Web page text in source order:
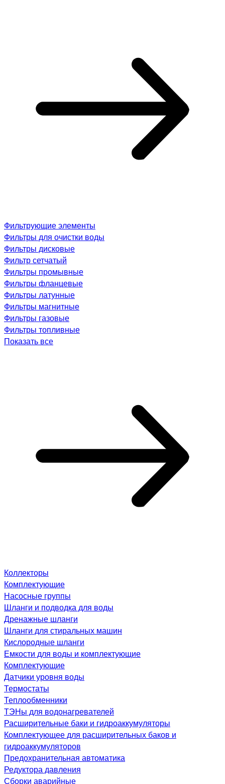
Фильтрующие элементы
Фильтры для очистки воды
Фильтры дисковые
Фильтр сетчатый
Фильтры промывные
Фильтры фланцевые
Фильтры латунные
Фильтры магнитные
Фильтры газовые
Фильтры топливные
Показать все
Коллекторы
Комплектующие
Насосные группы
Шланги и подводка для воды
Дренажные шланги
Шланги для стиральных машин
Кислородные шланги
Емкости для воды и комплектующие
Комплектующие
Датчики уровня воды
Термостаты
Теплообменники
ТЭНы для водонагревателей
Расширительные баки и гидроаккумуляторы
Комплектующее для расширительных баков и
гидроаккумуляторов
Предохранительная автоматика
Редуктора давления
Сборки аварийные